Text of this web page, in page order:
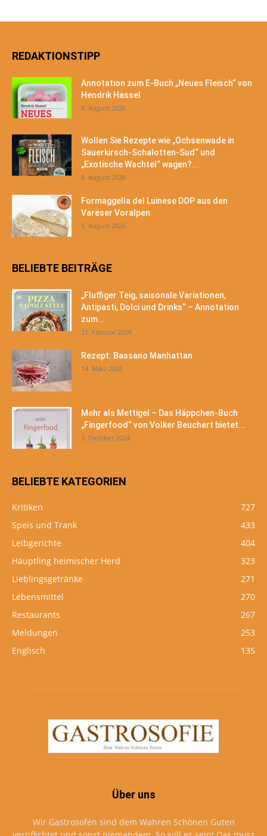
REDAKTIONSTIPP
Annotation zum E-Buch „Neues Fleisch“ von
Hendrik Hassel
8. August 2026
Wollen Sie Rezepte wie „Ochsenwade in
Sauerkirsch-Schalotten-Sud“ und
„Exotische Wachtel“ wagen?...
6. August 2026
Formaggella del Luinese DOP aus den
Vareser Voralpen
5. August 2026
BELIEBTE BEITRÄGE
„Fluffiger Teig, saisonale Variationen,
Antipasti, Dolci und Drinks“ – Annotation
zum...
21. Februar 2026
Rezept: Bassano Manhattan
14. März 2025
Mehr als Mettigel – Das Häppchen-Buch
„Fingerfood“ von Volker Beuchert bietet...
3. Oktober 2024
BELIEBTE KATEGORIEN
Kritiken
727
Speis und Trank
433
Leibgerichte
404
Häuptling heimischer Herd
323
Lieblingsgetränke
271
Lebensmittel
270
Restaurants
267
Meldungen
253
Englisch
135
Über uns
Wir Gastrosofen sind dem Wahren Schönen Guten